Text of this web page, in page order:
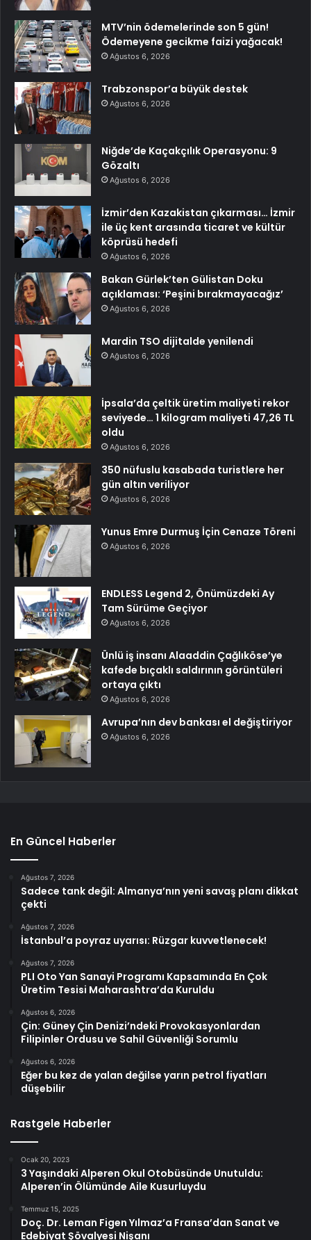
MTV’nin ödemelerinde son 5 gün!
Ödemeyene gecikme faizi yağacak!
Ağustos 6, 2026
Trabzonspor’a büyük destek
Ağustos 6, 2026
Niğde’de Kaçakçılık Operasyonu: 9
Gözaltı
Ağustos 6, 2026
İzmir’den Kazakistan çıkarması… İzmir
ile üç kent arasında ticaret ve kültür
köprüsü hedefi
Ağustos 6, 2026
Bakan Gürlek’ten Gülistan Doku
açıklaması: ‘Peşini bırakmayacağız’
Ağustos 6, 2026
Mardin TSO dijitalde yenilendi
Ağustos 6, 2026
İpsala’da çeltik üretim maliyeti rekor
seviyede… 1 kilogram maliyeti 47,26 TL
oldu
Ağustos 6, 2026
350 nüfuslu kasabada turistlere her
gün altın veriliyor
Ağustos 6, 2026
Yunus Emre Durmuş İçin Cenaze Töreni
Ağustos 6, 2026
ENDLESS Legend 2, Önümüzdeki Ay
Tam Sürüme Geçiyor
Ağustos 6, 2026
Ünlü iş insanı Alaaddin Çağlıköse’ye
kafede bıçaklı saldırının görüntüleri
ortaya çıktı
Ağustos 6, 2026
Avrupa’nın dev bankası el değiştiriyor
Ağustos 6, 2026
En Güncel Haberler
Ağustos 7, 2026
Sadece tank değil: Almanya’nın yeni savaş planı dikkat
çekti
Ağustos 7, 2026
İstanbul’a poyraz uyarısı: Rüzgar kuvvetlenecek!
Ağustos 7, 2026
PLI Oto Yan Sanayi Programı Kapsamında En Çok
Üretim Tesisi Maharashtra’da Kuruldu
Ağustos 6, 2026
Çin: Güney Çin Denizi’ndeki Provokasyonlardan
Filipinler Ordusu ve Sahil Güvenliği Sorumlu
Ağustos 6, 2026
Eğer bu kez de yalan değilse yarın petrol fiyatları
düşebilir
Rastgele Haberler
Ocak 20, 2023
3 Yaşındaki Alperen Okul Otobüsünde Unutuldu:
Alperen’in Ölümünde Aile Kusurluydu
Temmuz 15, 2025
Doç. Dr. Leman Figen Yılmaz’a Fransa’dan Sanat ve
Edebiyat Şövalyesi Nişanı